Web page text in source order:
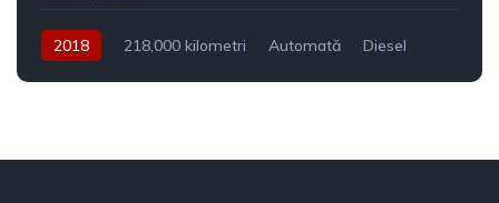
2018 218,000 kilometri Automată
Diesel